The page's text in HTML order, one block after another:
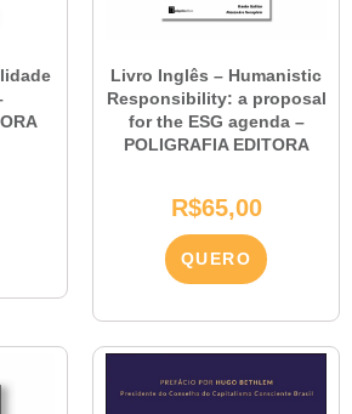
Livro Inglês – Humanistic
Responsibility: a proposal
for the ESG agenda –
POLIGRAFIA EDITORA
R$65,00
QUERO